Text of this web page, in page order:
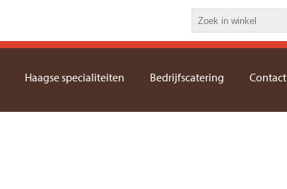
Haagse specialiteiten Bedrijfscatering Contact